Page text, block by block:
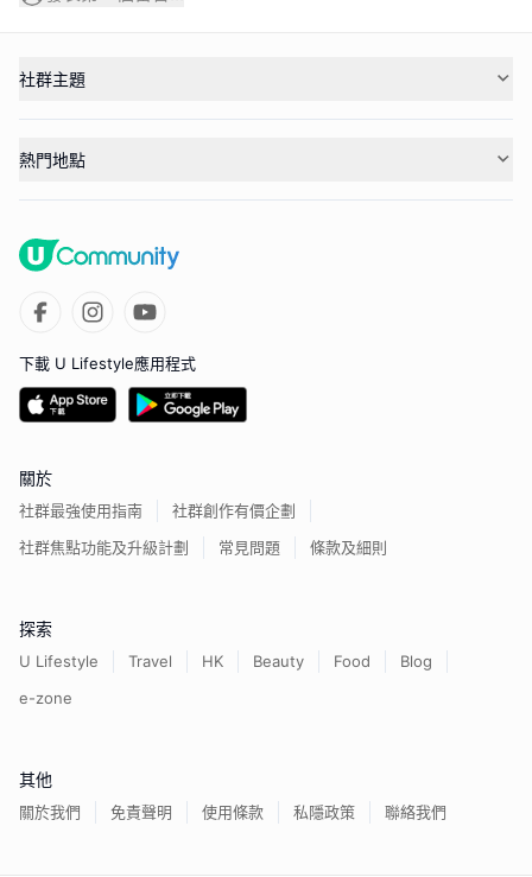
社群主題
熱門地點
下載 U Lifestyle應用程式
關於
社群最強使用指南
社群創作有價企劃
社群焦點功能及升級計劃
常見問題 條款及細則
探索
U Lifestyle Travel HK Beauty Food
Blog
e-zone
其他
關於我們 免責聲明 使用條款 私隱政策 聯絡我們